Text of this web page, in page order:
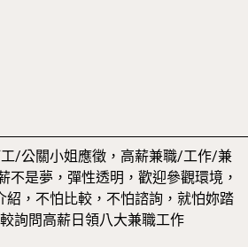
/公關小姐應徵，高薪兼職/工作/兼
不是夢，彈性透明，歡迎參觀環境，
紹，不怕比較，不怕諮詢，就怕妳踏
詢問高薪日領八大兼職工作